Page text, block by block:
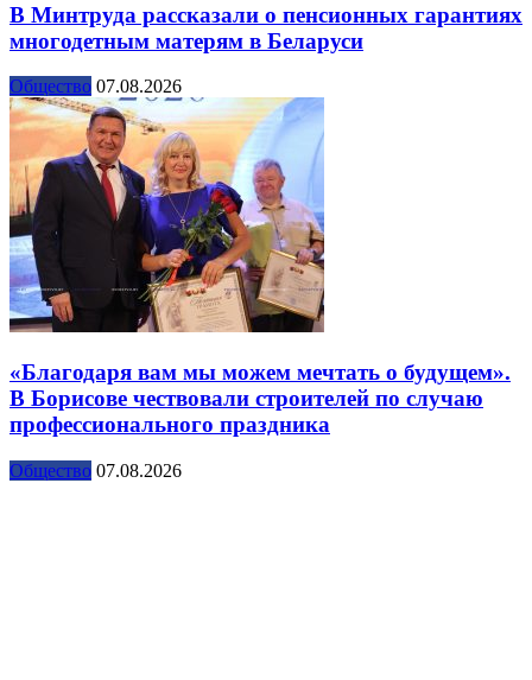
В Минтруда рассказали о пенсионных гарантиях
многодетным матерям в Беларуси
Общество 07.08.2026
«Благодаря вам мы можем мечтать о будущем».
В Борисове чествовали строителей по случаю
профессионального праздника
Общество 07.08.2026